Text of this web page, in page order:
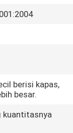
berisi kapas,
besar.
kuantitasnya